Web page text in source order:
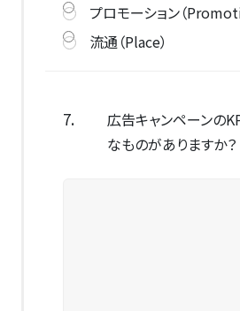
プロモーション（
流通（Place）
7.
広告キャンペーンの
なものがありますか？